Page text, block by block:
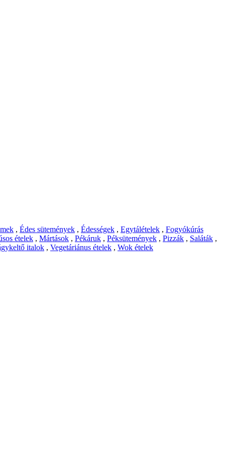
, Édes sütemények , Édességek , Egytálételek , Fogyókúrás
ételek , Mártások , Pékáruk , Péksütemények , Pizzák , Saláták ,
italok , Vegetáriánus ételek , Wok ételek